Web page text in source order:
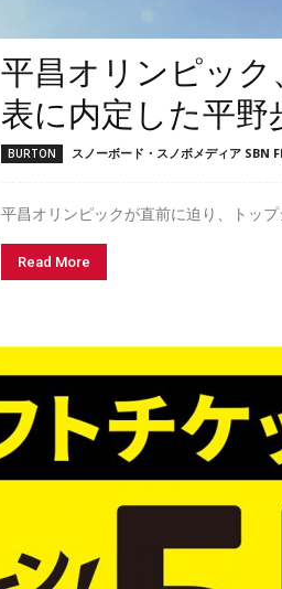
平昌オリンピッ
表に内定した平野
BURTON スノーボード・スノボメディア SBN
平昌オリンピックが直前に迫り、トッ
Read More